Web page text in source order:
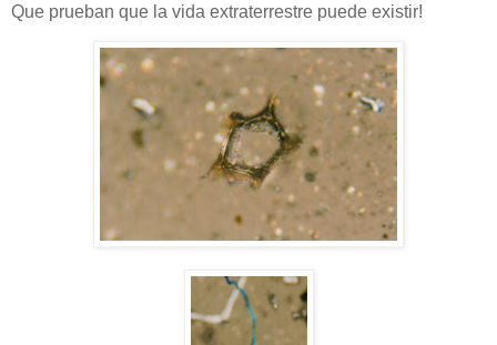
Que prueban que la vida extraterrestre puede existir!